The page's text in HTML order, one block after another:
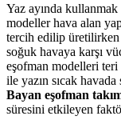
Yaz ayında
modeller hava alan
tercih edilip üretilirken
soğuk havaya karşı
eşofman modelleri teri
ile yazın sıcak
Bayan eşofman
süresini etkileyen